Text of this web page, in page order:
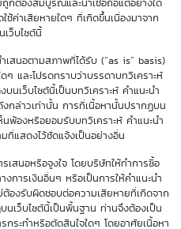
กต้องสมบูรณ์และน่าเชื่อถือแต่อย่างใด
ช้ค่าเสียหายใดๆ ที่เกิดขึ้นเนื่องมาจาก
เว็บไซต์นี้
เสนอตามสภาพที่ได้รับ (“as is” basis)
ๆ และโปรดทราบว่าบรรดาบทวิเคราะห์
นเว็บไซต์นี้เป็นบทวิเคราะห์ คำแนะนำ
กล่าวเท่านั้น การที่เนื้อหานั้นปรากฏบน
พ้องหรือยอมรับบทวิเคราะห์ คำแนะนำ
ที่แสดงไว้ชัดแจ้งเป็นอย่างอื่น
เสนอหรือจูงใจ โดยบริษัทให้ทำการซื้อ
การเงินอื่นๆ หรือเป็นการให้คำแนะนำ
องรับผิดชอบต่อความเสียหายที่เกิดจาก
เว็บไซต์นี้เป็นพื้นฐาน ท่านจึงต้องเป็น
ระทำหรือตัดสินใจใดๆ โดยอาศัยเนื้อหา
Sensitivity
0.02
TTM (days)
20